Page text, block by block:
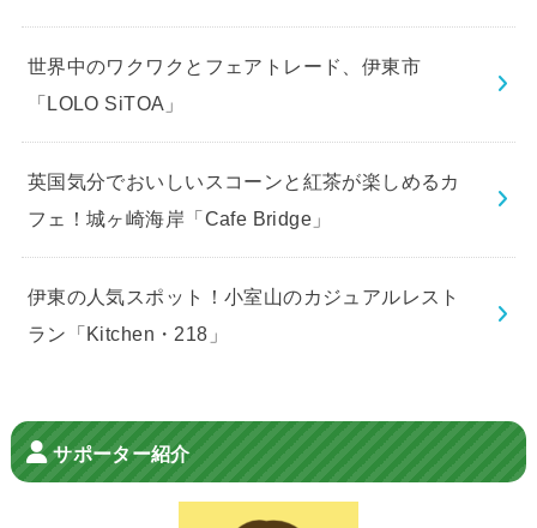
世界中のワクワクとフェアトレード、伊東市
「LOLO SiTOA」
英国気分でおいしいスコーンと紅茶が楽しめるカ
フェ！城ヶ崎海岸「Cafe Bridge」
伊東の人気スポット！小室山のカジュアルレスト
ラン「Kitchen・218」
サポーター紹介